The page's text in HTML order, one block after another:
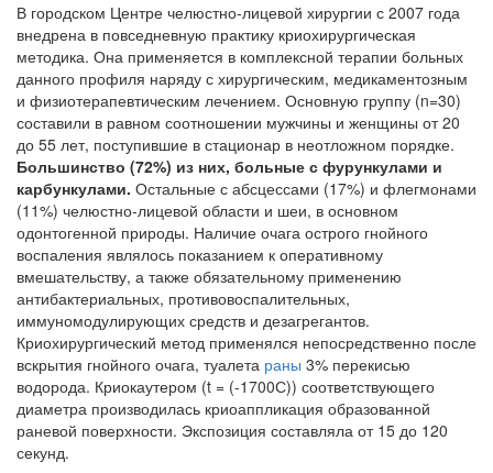
В городском Центре челюстно-лицевой хирургии с 2007 года
внедрена в повседневную практику криохирургическая
методика. Она применяется в комплексной терапии больных
данного профиля наряду с хирургическим, медикаментозным
и физиотерапевтическим лечением. Основную группу (n=30)
составили в равном соотношении мужчины и женщины от 20
до 55 лет, поступившие в стационар в неотложном порядке.
Большинство (72%) из них, больные с фурункулами и
карбункулами. Остальные с абсцессами (17%) и флегмонами
(11%) челюстно-лицевой области и шеи, в основном
одонтогенной природы. Наличие очага острого гнойного
воспаления являлось показанием к оперативному
вмешательству, а также обязательному применению
антибактериальных, противовоспалительных,
иммуномодулирующих средств и дезагрегантов.
Криохирургический метод применялся непосредственно после
вскрытия гнойного очага, туалета раны 3% перекисью
водорода. Криокаутером (t = (-1700С)) соответствующего
диаметра производилась криоаппликация образованной
раневой поверхности. Экспозиция составляла от 15 до 120
секунд.